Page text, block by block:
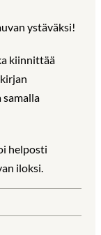
ystäväksi!
kiinnittää
helposti
iloksi.